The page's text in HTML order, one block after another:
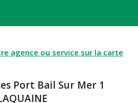
agence ou service sur la carte
Port Bail Sur Mer 1